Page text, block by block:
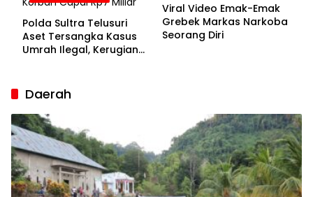
Polda Sultra Telusuri
Aset Tersangka Kasus
Umrah Ilegal, Kerugian
Viral Video Emak-Emak
Grebek Markas Narkoba
Seorang Diri
Daerah